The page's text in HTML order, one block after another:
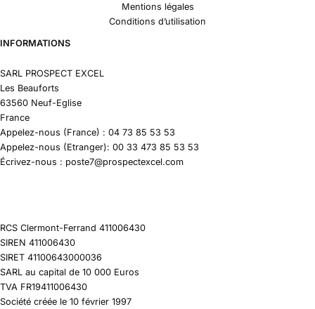
Mentions légales
Conditions d’utilisation
INFORMATIONS
SARL PROSPECT EXCEL
Les Beauforts
63560 Neuf-Eglise
France
Appelez-nous (France) : 04 73 85 53 53
Appelez-nous (Etranger): 00 33 473 85 53 53
Écrivez-nous : poste7@prospectexcel.com
RCS Clermont-Ferrand 411006430
SIREN 411006430
SIRET 41100643000036
SARL au capital de 10 000 Euros
TVA FR19411006430
Société créée le 10 février 1997